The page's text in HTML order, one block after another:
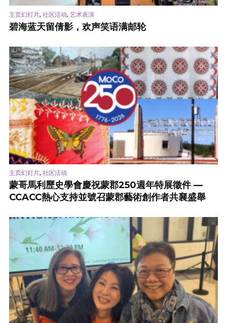
主页幻灯片, 社区活动, 艺术表演
碧海蓝天留倩影，欢声笑语满邮轮
主页幻灯片, 社区活动
蒙哥馬利歷史學會慶祝蒙郡250週年特展徵件 —
CCACC熱心支持並號召蒙郡藝術創作者共襄盛舉